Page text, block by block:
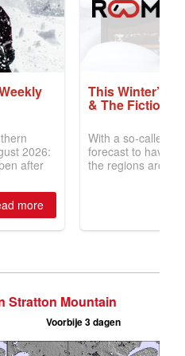
Stratton Mountain
Voorbije 3 dagen